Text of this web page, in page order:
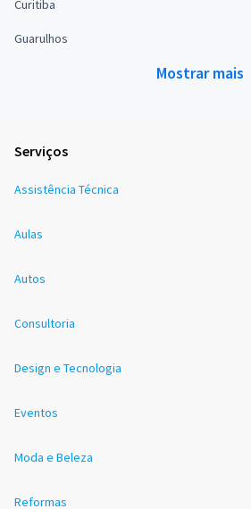
Curitiba
Guarulhos
Mostrar mais
Serviços
Assistência Técnica
Aulas
Autos
Consultoria
Design e Tecnologia
Eventos
Moda e Beleza
Reformas